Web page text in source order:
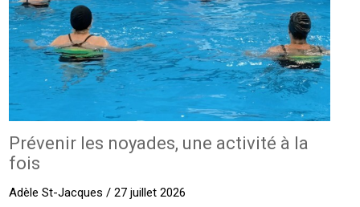
Prévenir les noyades, une activité à la
fois
Adèle St-Jacques / 27 juillet 2026